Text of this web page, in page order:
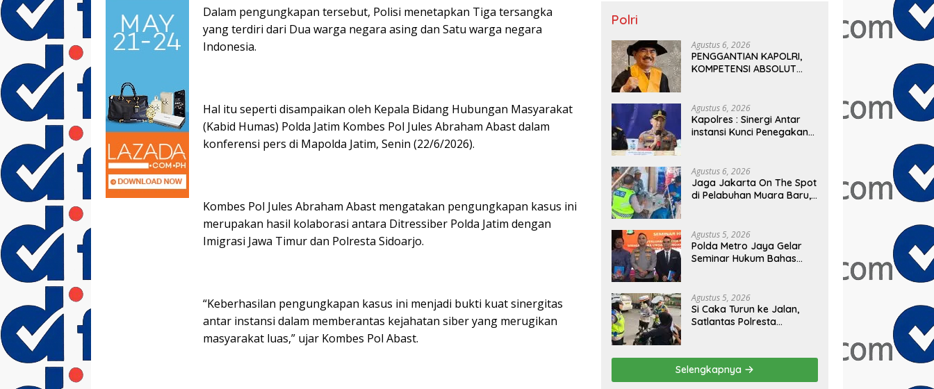
Dalam pengungkapan tersebut, Polisi menetapkan Tiga tersangka
yang terdiri dari Dua warga negara asing dan Satu warga negara
Indonesia.
Hal itu seperti disampaikan oleh Kepala Bidang Hubungan Masyarakat
(Kabid Humas) Polda Jatim Kombes Pol Jules Abraham Abast dalam
konferensi pers di Mapolda Jatim, Senin (22/6/2026).
Kombes Pol Jules Abraham Abast mengatakan pengungkapan kasus ini
merupakan hasil kolaborasi antara Ditressiber Polda Jatim dengan
Imigrasi Jawa Timur dan Polresta Sidoarjo.
“Keberhasilan pengungkapan kasus ini menjadi bukti kuat sinergitas
antar instansi dalam memberantas kejahatan siber yang merugikan
masyarakat luas,” ujar Kombes Pol Abast.
Polri
Agustus 6, 2026
PENGGANTIAN KAPOLRI,
KOMPETENSI ABSOLUT
Agustus 6, 2026
Kapolres : Sinergi Antar
instansi Kunci Penegakan
Tanjung Priok Gagalkan
Penyelundupan Harley-
Davidson Bekas.
Agustus 6, 2026
Jaga Jakarta On The Spot
di Pelabuhan Muara Baru,
Kamtibmas Bersama
Masyarakat
Agustus 5, 2026
Polda Metro Jaya Gelar
Seminar Hukum Bahas
KUHAP Baru
Agustus 5, 2026
Si Caka Turun ke Jalan,
Satlantas Polresta
Kecelakaan
Selengkapnya